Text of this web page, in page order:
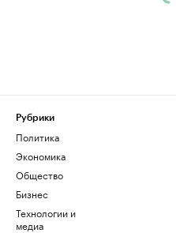
Рубрики
Политика
Экономика
Общество
Бизнес
Технологии и
медиа